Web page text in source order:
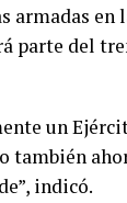
en
parte del
un
también
indicó.